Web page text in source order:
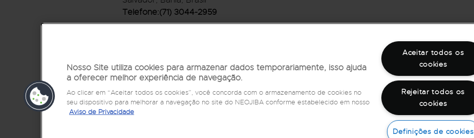
Telefone:(71) 3044-2959
Telefone:(71) 3032-1073
Todos os direitos reservados
ligue 162
Nosso Site utiliza cookies para armazenar dados temporariamente, isso ajuda
a oferecer melhor experiência de navegação.
Ao clicar em “Aceitar todos os cookies”, você concorda com o armazenamento de cookies no
seu dispositivo para melhorar a navegação no site do NEOJIBA conforme estabelecido em nosso
Aviso de Privacidade
Aceitar todos os
cookies
Rejeitar todos os
cookies
Definições de cookies